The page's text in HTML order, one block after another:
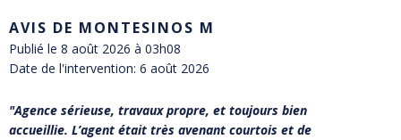
AVIS DE MONTESINOS M
Publié le 8 août 2026 à 03h08
Date de l'intervention: 6 août 2026
Agence sérieuse, travaux propre, et toujours bien
accueillie. L’agent était très avenant courtois et de